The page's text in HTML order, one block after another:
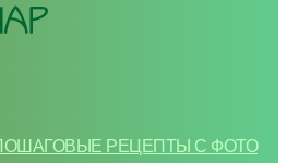
РЕЦЕПТЫ С ФОТО